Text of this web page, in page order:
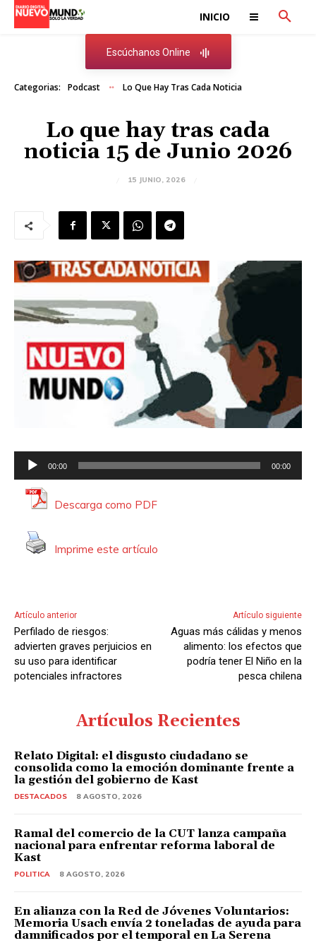
INICIO
Escúchanos Online
Categorias: Podcast Lo Que Hay Tras Cada Noticia
Lo que hay tras cada
noticia 15 de Junio 2026
15 JUNIO, 2026
e
o
r
d
e
i
o
00:00 00:00
Descarga como PDF
Imprime este artículo
Artículo anterior
Perfilado de riesgos:
advierten graves perjuicios en
su uso para identificar
potenciales infractores
Artículo siguiente
Aguas más cálidas y menos
alimento: los efectos que
podría tener El Niño en la
pesca chilena
Artículos Recientes
Relato Digital: el disgusto ciudadano se
consolida como la emoción dominante frente a
la gestión del gobierno de Kast
DESTACADOS 8 AGOSTO, 2026
Ramal del comercio de la CUT lanza campaña
nacional para enfrentar reforma laboral de
Kast
POLITICA 8 AGOSTO, 2026
En alianza con la Red de Jóvenes Voluntarios:
Memoria Usach envía 2 toneladas de ayuda para
damnificados por el temporal en La Serena